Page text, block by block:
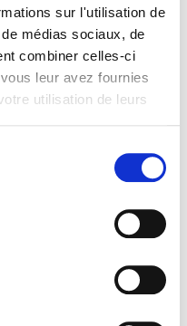
sur l'utilisation de
médias sociaux, de
combiner celles-ci
leur avez fournies
utilisation de leurs
SITE ACCESSIBILITÉ CONTACT
Fundazioa
Baiona -